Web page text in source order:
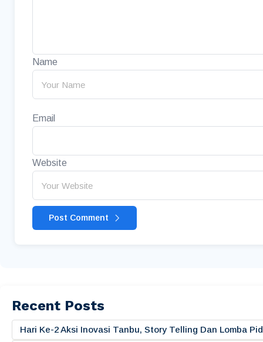
Name
Email
Website
Post Comment
Recent Posts
Hari Ke-2 Aksi Inovasi Tanbu, Story Telling Dan Lomba